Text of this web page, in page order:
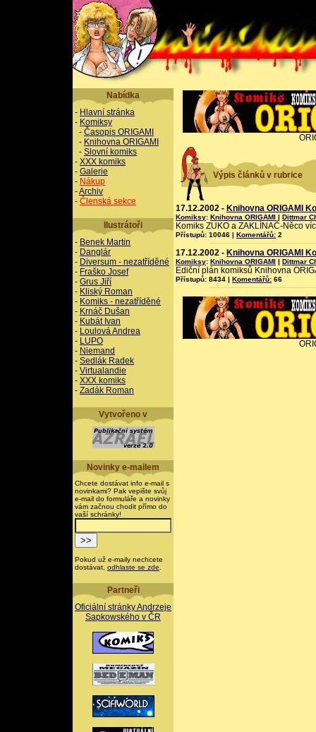
Nabídka
- Hlavní stránka
- Komiksy
- Časopis ORIGAMI
- Knihovna ORIGAMI
- Slovní komiks
- XXX komiks
- Galerie
- Nákup
-Archiv
- Členská sekce
Ilustrátoři
- Benek Martin
- Danglár
- Diversum - nezatříděné
- Fraško Josef
- Grus Jiří
- Kliský Roman
- Komiks - nezatříděné
- Krnáč Dušan
- Kubát Ivan
- Loulová Andrea
- LUPO
- Niemand
- Sedlák Radek
- Virtualandie
- XXX komiks
- Zadák Roman
Vytvořeno v
Novinky e-mailem
Chcete dostávat info e-mail s
novinkami? Pak vepište svůj
e-mail do formuláře a novinky
vám začnou chodit přímo do
vaší schránky!
Pokud už e-maily nechcete
dostávat, odhlaste se zde
Partneři
Oficiální stránky Andrzeje
Sapkowského v ČR
Výpis článků v rubrice
17.12.2002 - Knihovna ORIGAMI
Komiksy: Knihovna ORIGAMI | Dittmar
Komiks ZUKO a ZAKLÍNAČ-Něco
Přístupů: 10046 | Komentářů: 2
17.12.2002 - Knihovna ORIGAMI
Komiksy: Knihovna ORIGAMI | Dittmar
Ediční plán komiksů Knihovna
Přístupů: 8434 | Komentářů: 66